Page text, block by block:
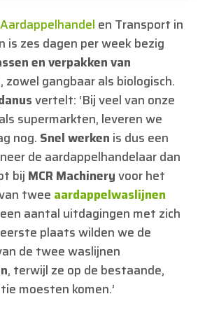
en Transport in
is zes dagen per week bezig
en verpakken van
, zowel gangbaar als biologisch.
vertelt: ‘Bij veel van onze
supermarkten, leveren we
nog. Snel werken is dus een
de aardappelhandelaar dan
bij MCR Machineryvoor het
twee aardappelwaslijnen
aantal uitdagingen met zich
eerste plaats wilden we de
de twee waslijnen
, terwijl ze op de bestaande,
moesten komen.’